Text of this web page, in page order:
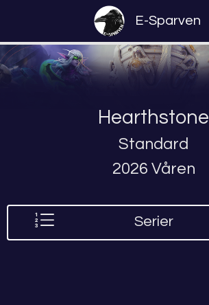
E-Sparven
Hearthstone
Standard
2026 Våren
Serier